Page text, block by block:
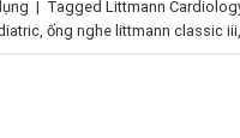
| Tagged Littmann
, ống nghe littmann classic iii,